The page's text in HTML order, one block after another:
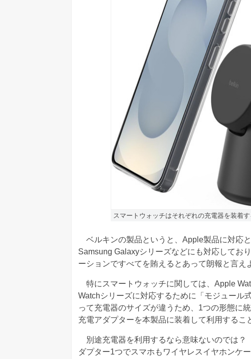
スマートウォッチはそれぞれの充電器を装着
ベルキンの製品というと、Apple製品に対応
Samsung Galaxyシリーズなどにも対応してお
ーションですべてを賄えるとあって朗報と言え
特にスマートウォッチに関しては、Apple
Watchシリーズに対応するために「モジュール
って充電器のサイズが違うため、1つの形態に
充電アダプターを本製品に装着して利用するこ
別途充電器を利用するなら意味ないのでは
ダプター1つでスマホもワイヤレスイヤホンケ